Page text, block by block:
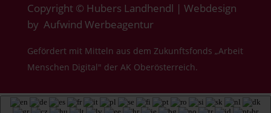
Copyright © Hubers Landhendl | Webdesign
by Aufwind Werbeagentur
Gefördert mit Mitteln aus dem Zukunftsfonds „Arbeit
Menschen Digital" der AK Oberösterreich.